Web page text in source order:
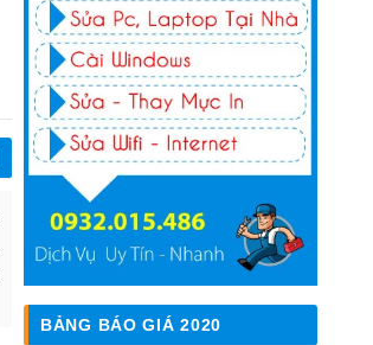
BẢNG BÁO GIÁ 2020